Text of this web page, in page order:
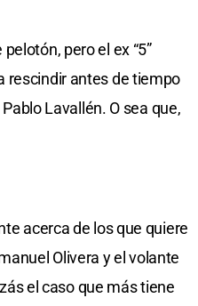
pero el ex “5”
rescindir antes de tiempo
Lavallén. O sea que,
acerca de los que quiere
Olivera y el volante
el caso que más tiene